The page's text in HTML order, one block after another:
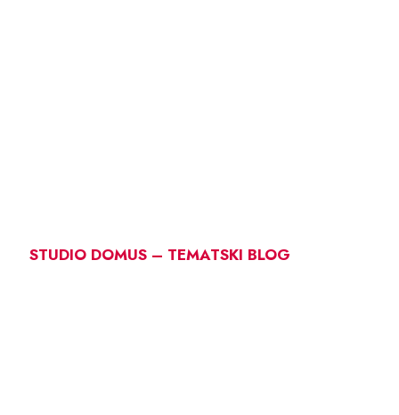
STUDIO DOMUS – TEMATSKI BLOG